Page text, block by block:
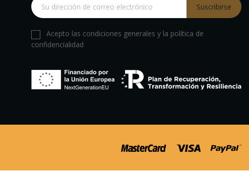
Suscribirse
Acepto las condiciones generales y la política de
confidencialidad